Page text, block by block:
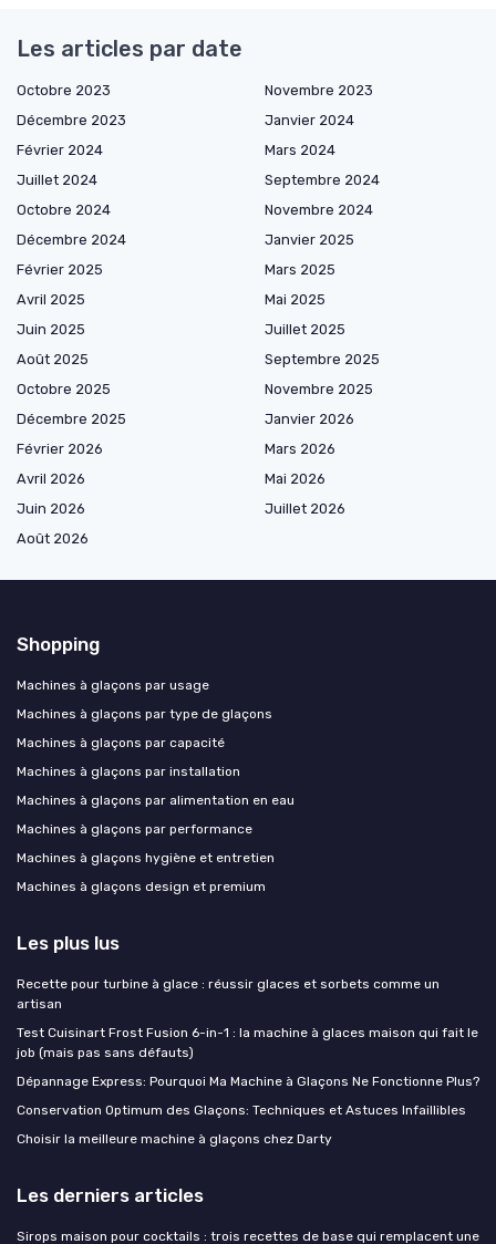
Les articles par date
Octobre 2023
Novembre 2023
Décembre 2023
Janvier 2024
Février 2024
Mars 2024
Juillet 2024
Septembre 2024
Octobre 2024
Novembre 2024
Décembre 2024
Janvier 2025
Février 2025
Mars 2025
Avril 2025
Mai 2025
Juin 2025
Juillet 2025
Août 2025
Septembre 2025
Octobre 2025
Novembre 2025
Décembre 2025
Janvier 2026
Février 2026
Mars 2026
Avril 2026
Mai 2026
Juin 2026
Juillet 2026
Août 2026
Shopping
Machines à glaçons par usage
Machines à glaçons par type de glaçons
Machines à glaçons par capacité
Machines à glaçons par installation
Machines à glaçons par alimentation en eau
Machines à glaçons par performance
Machines à glaçons hygiène et entretien
Machines à glaçons design et premium
Les plus lus
Recette pour turbine à glace : réussir glaces et sorbets comme un
artisan
Test Cuisinart Frost Fusion 6-in-1 : la machine à glaces maison qui fait le
job (mais pas sans défauts)
Dépannage Express: Pourquoi Ma Machine à Glaçons Ne Fonctionne Plus?
Conservation Optimum des Glaçons: Techniques et Astuces Infaillibles
Choisir la meilleure machine à glaçons chez Darty
Les derniers articles
Sirops maison pour cocktails : trois recettes de base qui remplacent une